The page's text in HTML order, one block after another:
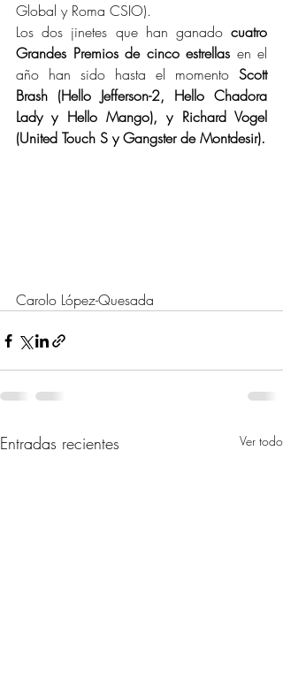
Global y Roma CSIO).
Los dos jinetes que han ganado cuatro
Grandes Premios de cinco estrellas en el
año han sido hasta el momento Scott
Brash (Hello Jefferson-2, Hello Chadora
Lady y Hello Mango), y Richard Vogel
(United Touch S y Gangster de Montdesir).
Carolo López-Quesada
Entradas recientes Ver todo